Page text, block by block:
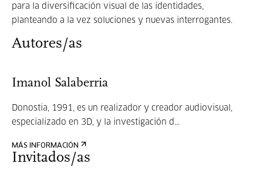
para la diversificación visual de las identidades,
planteando a la vez soluciones y nuevas interrogantes.
Autores/as
Imanol Salaberria
Donostia, 1991, es un realizador y creador audiovisual,
especializado en 3D, y la investigación d...
MÁS INFORMACIÓN
Invitados/as